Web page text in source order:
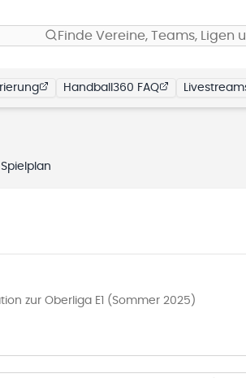
Finde Vereine, Teams, Ligen
Handball360 FAQ
Spielplan
zur Oberliga E1 (Sommer 2025)